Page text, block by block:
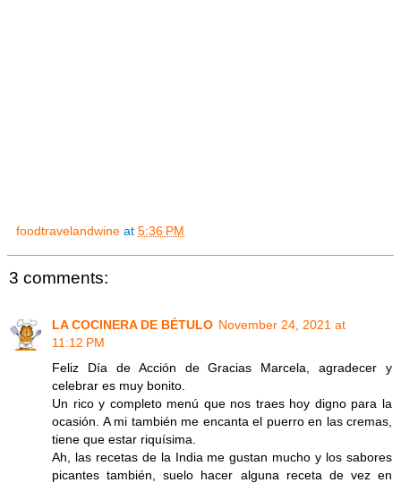
foodtravelandwine at 5:36 PM
3 comments:
LA COCINERA DE BÉTULO November 24, 2021 at
11:12 PM
Feliz Día de Acción de Gracias Marcela, agradecer y
celebrar es muy bonito.
Un rico y completo menú que nos traes hoy digno para la
ocasión. A mi también me encanta el puerro en las cremas,
tiene que estar riquísima.
Ah, las recetas de la India me gustan mucho y los sabores
picantes también, suelo hacer alguna receta de vez en